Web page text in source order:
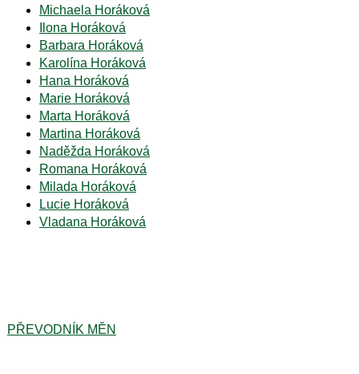
Michaela Horáková
Ilona Horáková
Barbara Horáková
Karolína Horáková
Hana Horáková
Marie Horáková
Marta Horáková
Martina Horáková
Naděžda Horáková
Romana Horáková
Milada Horáková
Lucie Horáková
Vladana Horáková
PŘEVODNÍK MĚN